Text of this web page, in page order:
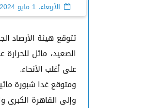
الأربعاء، 1 مايو 2024
تتوقع هيئة الأرصاد
الصعيد، مائل
على أغلب الأنحاء.
ومتوقع غدا شبورة
وإلى القاهرة